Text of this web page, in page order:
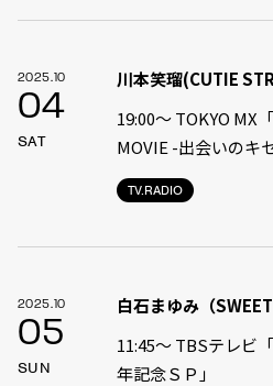
2025.10
04
SAT
TV.RADIO
川本笑瑠(CUTIE
19:00〜 TOKYO MX
MOVIE -出会いのキ
2025.10
05
SUN
白石まゆみ（SWEET
11:45〜 TBSテレビ
年記念ＳＰ」